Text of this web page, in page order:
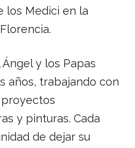
los Medici en la
y los Papas
años, trabajando con
y pinturas. Cada
de dejar su